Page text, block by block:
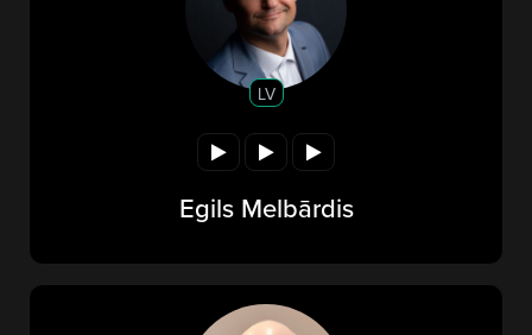
LV
Egils Melbārdis